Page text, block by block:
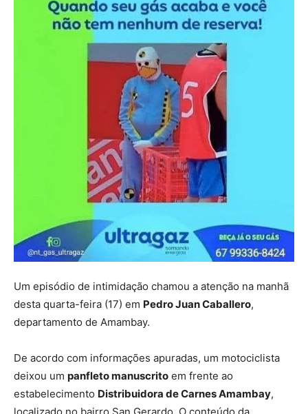
Um episódio de intimidação chamou a atenção na manhã
desta quarta-feira (17) em Pedro Juan Caballero,
departamento de Amambay.
De acordo com informações apuradas, um motociclista
deixou um panfleto manuscrito em frente ao
estabelecimento Distribuidora de Carnes Amambay,
localizado no bairro San Gerardo. O conteúdo da